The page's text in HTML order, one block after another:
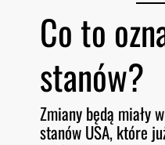
Co to
stanów?
Zmiany będą miały
stanów USA, które